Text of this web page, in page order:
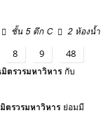
ชั้น 5 ตึก C 2 ห้องน้ำ
8 9 48
ตรวรมหาวิหาร กับ
ตรวรมหาวิหาร ย่อมมี